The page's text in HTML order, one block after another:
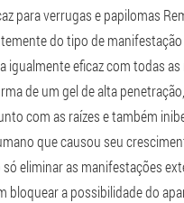
para verrugas e papilomas
do tipo de manifestação
igualmente eficaz com todas as
de um gel de alta
com as raízes e também
que causou seu
eliminar as manifestações
bloquear a possibilidade do